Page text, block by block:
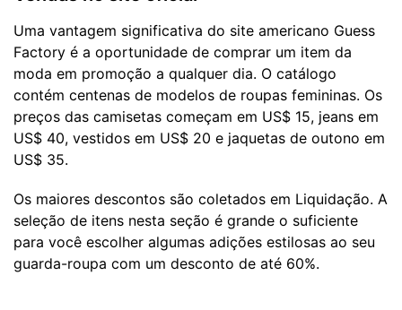
Uma vantagem significativa do site americano Guess
Factory é a oportunidade de comprar um item da
moda em promoção a qualquer dia. O catálogo
contém centenas de modelos de roupas femininas. Os
preços das camisetas começam em US$ 15, jeans em
US$ 40, vestidos em US$ 20 e jaquetas de outono em
US$ 35.
Os maiores descontos são coletados em Liquidação. A
seleção de itens nesta seção é grande o suficiente
para você escolher algumas adições estilosas ao seu
guarda-roupa com um desconto de até 60%.